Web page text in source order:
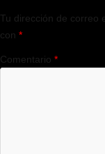
Tu dirección de correo
con*
Comentario*